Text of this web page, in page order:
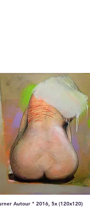
Autour " 2016, 5x (120x120)